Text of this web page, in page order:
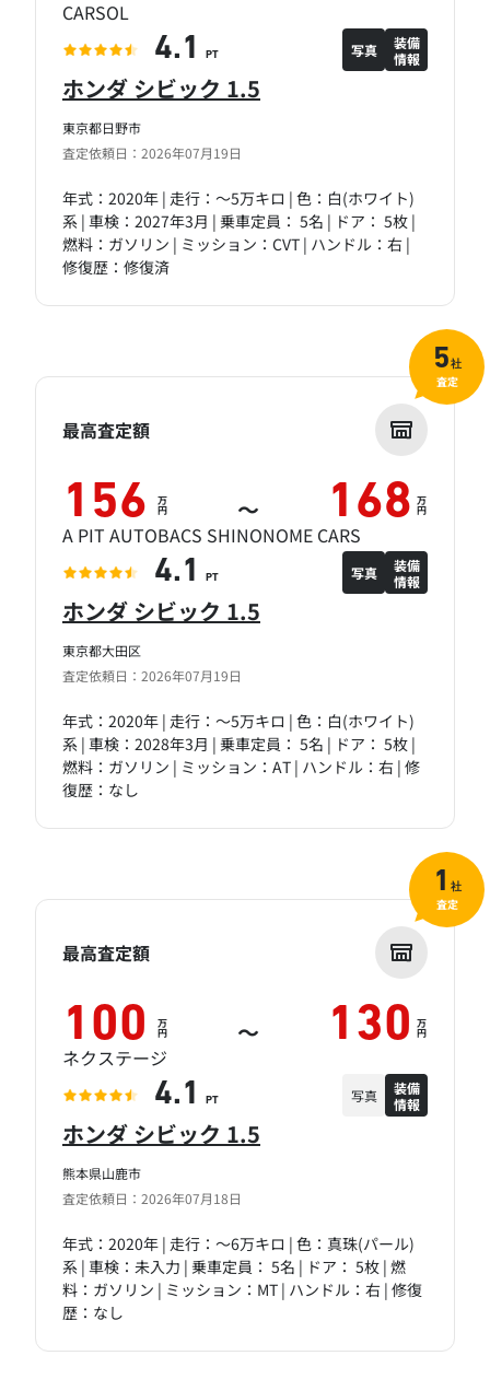
東京都日野市
査定依頼日：2026年07月19日
ホンダ シビック 1.5
年式：2020年 | 走行：～5万キロ | 色：白(ホワイト)
系 | 車検：2027年3月 | 乗車定員： 5名 | ドア： 5枚 |
燃料：ガソリン | ミッション：CVT | ハンドル：右 |
修復歴：修復済
CARSOL
4.1 PT 写真
装備
情報
東京都大田区
査定依頼日：2026年07月19日
ホンダ シビック 1.5
年式：2020年 | 走行：～5万キロ | 色：白(ホワイト)
系 | 車検：2028年3月 | 乗車定員： 5名 | ドア： 5枚 |
燃料：ガソリン | ミッション：AT | ハンドル：右 | 修
復歴：なし
最高査定額
156 万
円 ～ 168 万
円
A PIT AUTOBACS SHINONOME CARS
4.1 PT 写真
装備
情報
5社
査定
熊本県山鹿市
査定依頼日：2026年07月18日
ホンダ シビック 1.5
年式：2020年 | 走行：～6万キロ | 色：真珠(パール)
系 | 車検：未入力 | 乗車定員： 5名 | ドア： 5枚 | 燃
料：ガソリン | ミッション：MT | ハンドル：右 | 修復
歴：なし
最高査定額
100 万
円 ～ 130 万
円
ネクステージ
4.1 PT 写真
装備
情報
1 社
査定